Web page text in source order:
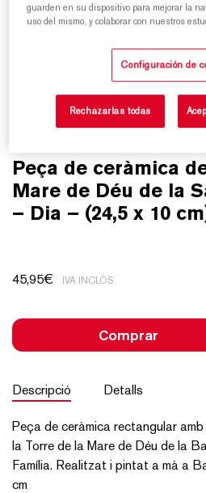
Peça de ceràmica de la Torre de la
Mare de Déu de la
– Dia – (24,5 x 10
45,95€ IVA INCLÒS
Comprar
Descripció Detalls
Peça de ceràmica rectangular
la Torre de la Mare de Déu de la
Família. Realitzat i pintat a mà a
cm
guarden en su dispositivo para mejorar la
uso del mismo, y colaborar con nuestros
Configuración de
Rechazarlas todas